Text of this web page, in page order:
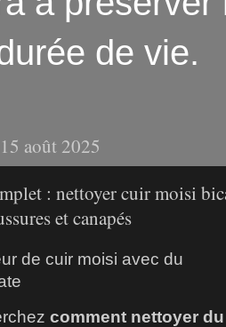
de vie.
août 2025
: nettoyer cuir moisi
et canapés
comment nettoyer